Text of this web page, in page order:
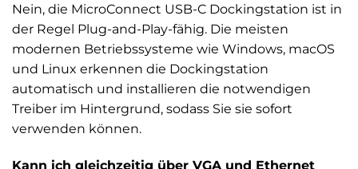
Nein, die MicroConnect USB-C Dockingstation ist in
der Regel Plug-and-Play-fähig. Die meisten
modernen Betriebssysteme wie Windows, macOS
und Linux erkennen die Dockingstation
automatisch und installieren die notwendigen
Treiber im Hintergrund, sodass Sie sie sofort
verwenden können.
Kann ich gleichzeitig über VGA und Ethernet